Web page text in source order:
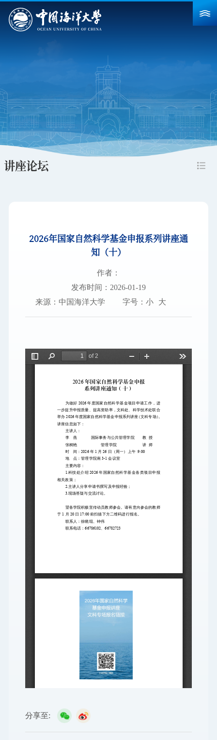
重点建设
教育教学
图书档案
信息门户 校内通知 学校新闻
信息服务
领导信箱 信息公开
捐赠
EN
讲座论坛
2026年国家自然科学基金申报系列讲座通
知（十）
作者：
发布时间：2026-01-19
来源：中国海洋大学
字号：小 大
分享至: